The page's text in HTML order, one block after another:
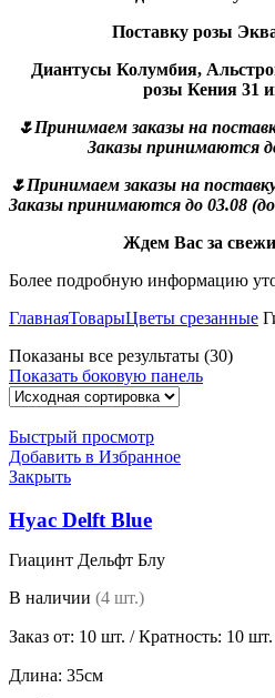
Поставку розы
Диантусы Колумбия,
розы Кения 31
🌷Принимаем заказы на
Заказы принимаются
🌷Принимаем заказы на
Заказы принимаются до 03.08
Ждем Вас за
Более подробную информацию
ГлавнаяТоварыЦветы срезанные
Показаны все результаты (30)
Показать боковую панель
Быстрый просмотр
Добавить в Избранное
Закрыть
Hyac Delft Blue
Гиацинт Дельфт Блу
В наличии (4 шт.)
Заказ от: 10 шт. / Кратность: 10 шт.
Длина: 35см